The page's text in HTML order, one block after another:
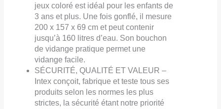
jeux coloré est idéal pour les enfants de
3 ans et plus. Une fois gonflé, il mesure
200 x 157 x 69 cm et peut contenir
jusqu’à 160 litres d’eau. Son bouchon
de vidange pratique permet une
vidange facile.
SÉCURITÉ, QUALITÉ ET VALEUR –
Intex conçoit, fabrique et teste tous ses
produits selon les normes les plus
strictes, la sécurité étant notre priorité